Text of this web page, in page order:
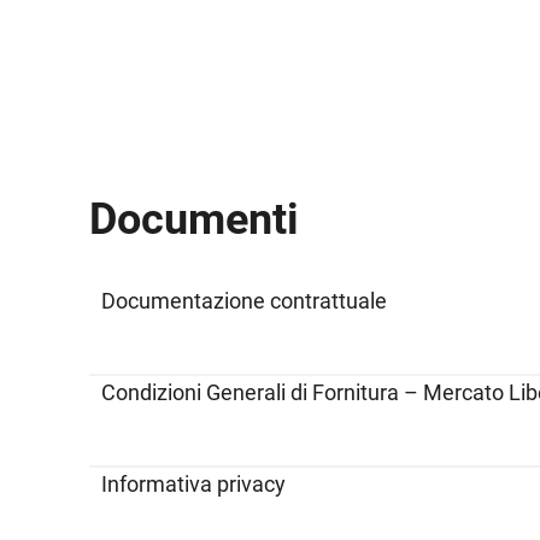
Documenti
Documentazione contrattuale
Condizioni Generali di Fornitura – Mercato
Informativa privacy